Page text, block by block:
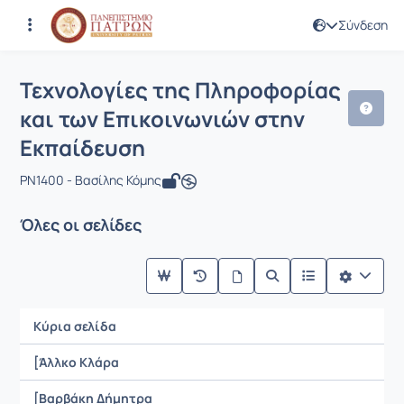
Σύνδεση
Μάθημα : Τεχνολογίες της
Κωδικός : PN1400
Τεχνολογίες της Πληροφορίας
και των Επικοινωνιών στην
Εκπαίδευση
PN1400 - Βασίλης Κόμης
Όλες οι σελίδες
Κύρια σελίδα
[Άλλκο Κλάρα
[Βαρβάκη Δήμητρα